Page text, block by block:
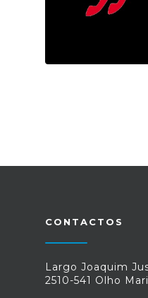
CONTACTOS
Largo Joaquim
2510-541 Olho